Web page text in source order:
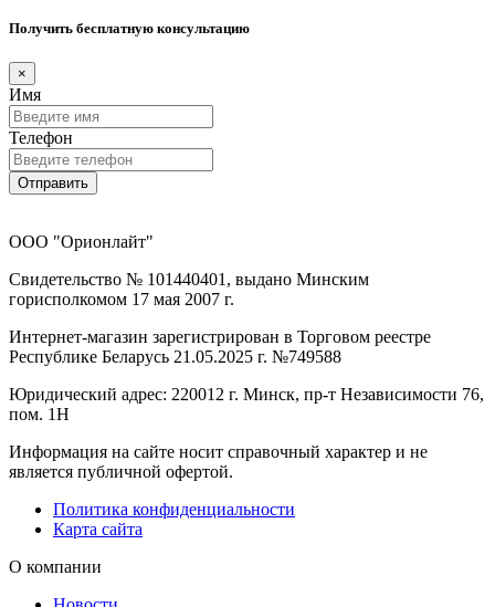
Получить бесплатную консультацию
×
Имя
Телефон
Отправить
ООО "Орионлайт"
Свидетельство № 101440401, выдано Минским
горисполкомом 17 мая 2007 г.
Интернет-магазин зарегистрирован в Торговом реестре
Республике Беларусь 21.05.2025 г. №749588
Юридический адрес: 220012 г. Минск, пр-т Независимости 76,
пом. 1Н
Информация на сайте носит справочный характер и не
является публичной офертой.
Политика конфиденциальности
Карта сайта
О компании